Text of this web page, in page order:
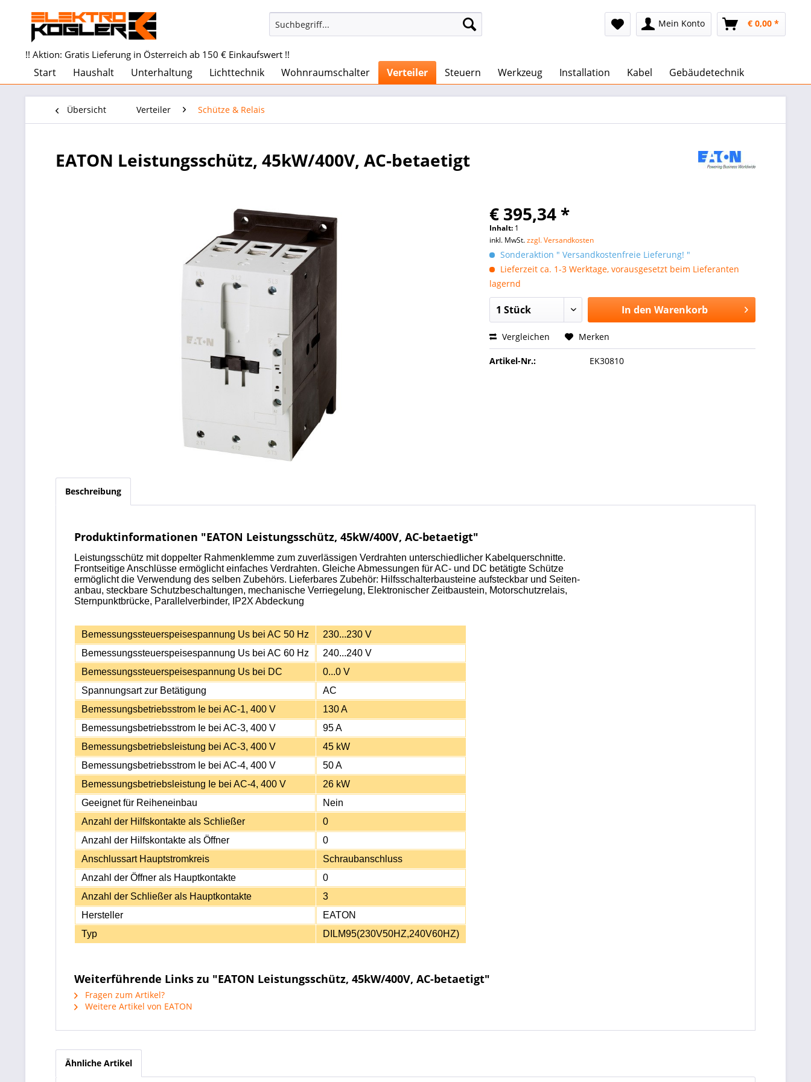
Mein Konto € 0,00 *
!! Aktion: Gratis Lieferung in Österreich ab 150 € Einkaufswert !!
Start Haushalt Unterhaltung Lichttechnik Wohnraumschalter Verteiler Steuern Werkzeug Installation Kabel Gebäudetechnik
Übersicht Verteiler Schütze & Relais
EATON Leistungsschütz, 45kW/400V, AC-betaetigt
€ 395,34 *
Inhalt: 1
inkl. MwSt.zzgl. Versandkosten
Sonderaktion " Versandkostenfreie Lieferung! "
Lieferzeit ca. 1-3 Werktage, vorausgesetzt beim Lieferanten
lagernd
In den Warenkorb
Vergleichen Merken
Artikel-Nr.: EK30810
Beschreibung
Produktinformationen "EATON Leistungsschütz, 45kW/400V, AC-betaetigt"
Leistungsschütz mit doppelter Rahmenklemme zum zuverlässigen Verdrahten unterschiedlicher Kabelquerschnitte.
Frontseitige Anschlüsse ermöglicht einfaches Verdrahten. Gleiche Abmessungen für AC- und DC betätigte Schütze
ermöglicht die Verwendung des selben Zubehörs. Lieferbares Zubehör: Hilfsschalterbausteine aufsteckbar und Seiten-
anbau, steckbare Schutzbeschaltungen, mechanische Verriegelung, Elektronischer Zeitbaustein, Motorschutzrelais,
Sternpunktbrücke, Parallelverbinder, IP2X Abdeckung
Bemessungssteuerspeisespannung Us bei AC 50 Hz
230...230 V
Bemessungssteuerspeisespannung Us bei AC 60 Hz
240...240 V
Bemessungssteuerspeisespannung Us bei DC
0...0 V
Spannungsart zur Betätigung
AC
Bemessungsbetriebsstrom Ie bei AC-1, 400 V
130 A
Bemessungsbetriebsstrom Ie bei AC-3, 400 V
95 A
Bemessungsbetriebsleistung bei AC-3, 400 V
45 kW
Bemessungsbetriebsstrom Ie bei AC-4, 400 V
50 A
Bemessungsbetriebsleistung Ie bei AC-4, 400 V
26 kW
Geeignet für Reiheneinbau
Nein
Anzahl der Hilfskontakte als Schließer
0
Anzahl der Hilfskontakte als Öffner
0
Anschlussart Hauptstromkreis
Schraubanschluss
Anzahl der Öffner als Hauptkontakte
0
Anzahl der Schließer als Hauptkontakte
3
Hersteller
EATON
Typ
DILM95(230V50HZ,240V60HZ)
Weiterführende Links zu "EATON Leistungsschütz, 45kW/400V, AC-betaetigt"
Fragen zum Artikel?
Weitere Artikel von EATON
Ähnliche Artikel